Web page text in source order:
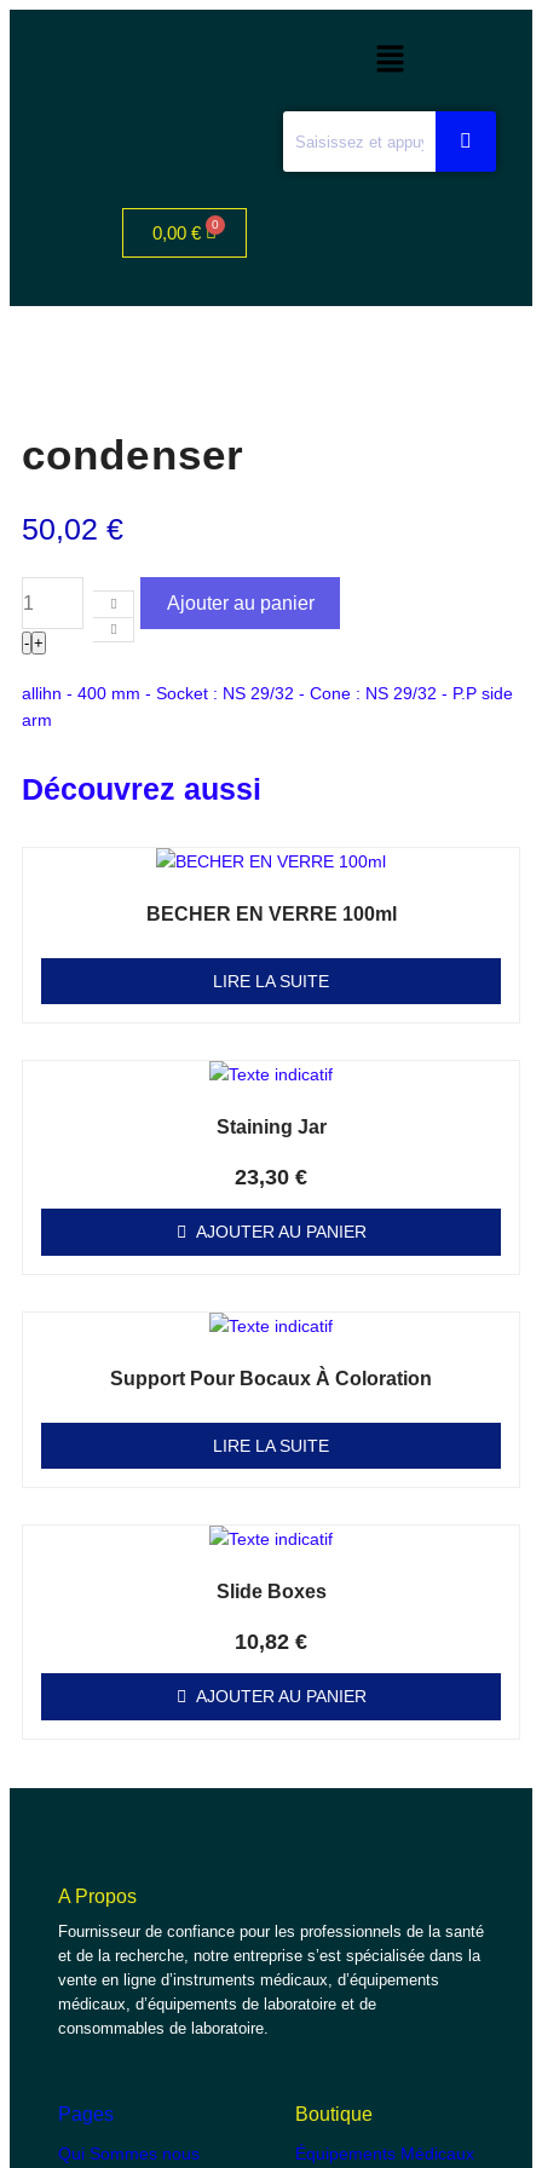
0,00 €
condenser
50,02 €
- +
Ajouter au panier
allihn - 400 mm - Socket : NS 29/32 - Cone : NS 29/32 - P.P side
arm
Découvrez aussi
BECHER EN VERRE 100ml
LIRE LA SUITE
Staining Jar
23,30 €
AJOUTER AU PANIER
Support Pour Bocaux À Coloration
LIRE LA SUITE
Slide Boxes
10,82 €
AJOUTER AU PANIER
A Propos
Fournisseur de confiance pour les professionnels de la santé
et de la recherche, notre entreprise s’est spécialisée dans la
vente en ligne d’instruments médicaux, d’équipements
médicaux, d’équipements de laboratoire et de
consommables de laboratoire.
Pages
Qui Sommes nous
Boutique
Équipements Médicaux